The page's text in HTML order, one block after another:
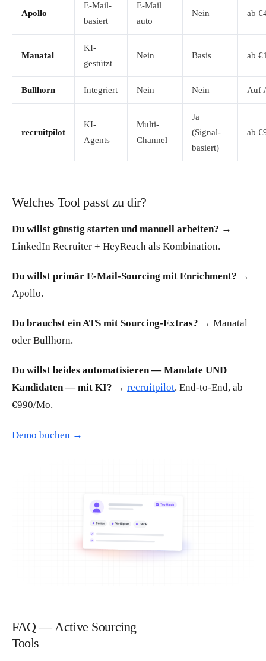
Apollo
E-Mail-
basiert
E-Mail
auto
Nein ab
Manatal
KI-
gestützt
Nein Basis ab
Bullhorn Integriert Nein Nein Auf
recruitpilot
KI-
Agents
Multi-
Channel
Ja
(Signal-
basiert)
ab
Welches Tool passt zu dir?
Du willst günstig starten und manuell arbeiten? →
LinkedIn Recruiter + HeyReach als Kombination.
Du willst primär E-Mail-Sourcing mit Enrichment? →
Apollo.
Du brauchst ein ATS mit Sourcing-Extras? → Manatal
oder Bullhorn.
Du willst beides automatisieren — Mandate UND
Kandidaten — mit KI? → recruitpilot. End-to-End, ab
€990/Mo.
Demo buchen →
FAQ — Active Sourcing
Tools